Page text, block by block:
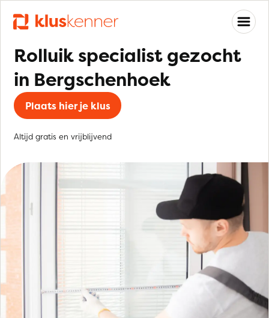
Rolluik specialist gezocht
in Bergschenhoek
Plaats hier je klus
Altijd gratis en vrijblijvend